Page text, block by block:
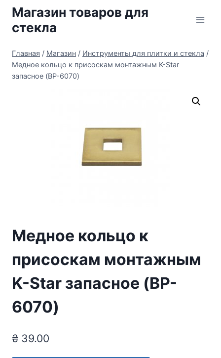
Перейти
содержимому
Магазин товаров для
стекла
Главная / Магазин / Инструменты для плитки и стекла /
Медное кольцо к присоскам монтажным K-Star
запасное (BP-6070)
Медное кольцо к
присоскам монтажным
K-Star запасное (BP-
6070)
₴ 39.00